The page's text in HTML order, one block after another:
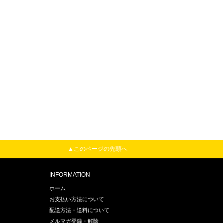
▲このページの先頭へ
INFORMATION
ホーム
お支払い方法について
配送方法・送料について
メルマガ登録・解除